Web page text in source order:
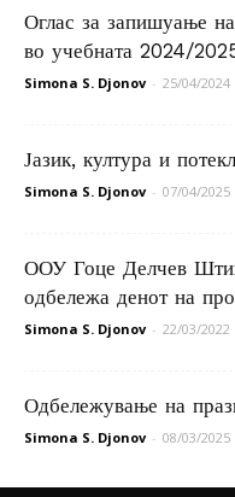
Оглас за запишуање
во учебната 2024/
Simona S. Djonov - 25/04/2024
Јазик, култура и
Simona S. Djonov - 07/04/2025
ООУ Гоце Делчев
одбележа денот на
Simona S. Djonov - 22/03/2022
Одбележување на
Simona S. Djonov - 08/03/2025